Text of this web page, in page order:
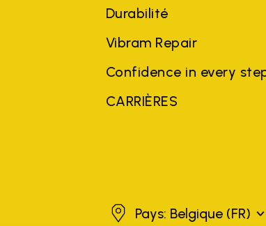
Durabilité
Vibram Repair
Confidence in every
CARRIÈRES
BelgiquePays: Belgique (FR)